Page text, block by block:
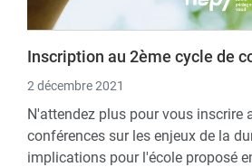
Inscription au 2ème cycle de
2 décembre 2021
N'attendez plus pour vous inscrire
conférences sur les enjeux de la
implications pour l'école proposé